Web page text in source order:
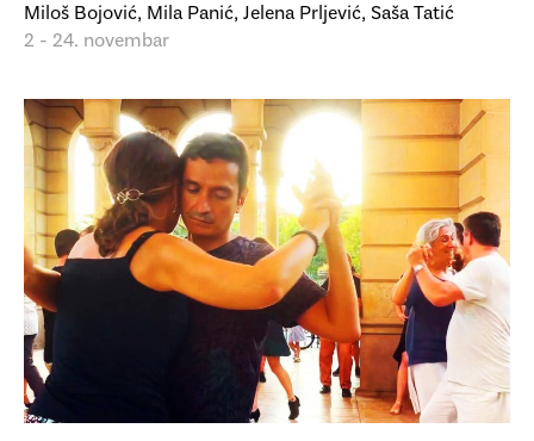
Miloš Bojović, Mila Panić, Jelena Prljević, Saša Tatić
2 - 24. novembar